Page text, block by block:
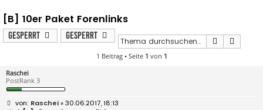
[B] 10er Paket Forenlinks
Gesperrt Gesperrt Suche
1 Beitrag • Seite 1 von 1
Raschei
PostRank 3
B
Raschei» 30.06.2017, 18:13